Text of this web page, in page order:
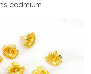
cadmium.